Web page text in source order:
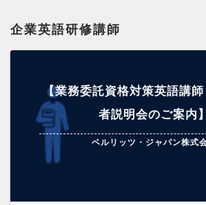
企業英語研修講師
【業務委託資格対策英語講
者説明会のご案内】
ベルリッツ・ジャパン株式